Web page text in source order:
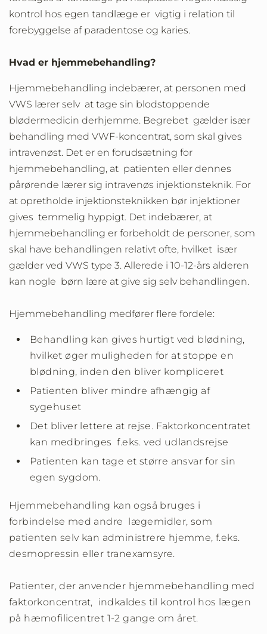
kontrol hos egen tandlæge er vigtig i relation til
forebyggelse af paradentose og karies.
Hvad er hjemmebehandling?
Hjemmebehandling indebærer, at personen med
VWS lærer selv at tage sin blodstoppende
blødermedicin derhjemme. Begrebet gælder især
behandling med VWF-koncentrat, som skal gives
intravenøst. Det er en forudsætning for
hjemmebehandling, at patienten eller dennes
pårørende lærer sig intravenøs injektionsteknik. For
at opretholde injektionsteknikken bør injektioner
gives temmelig hyppigt. Det indebærer, at
hjemmebehandling er forbeholdt de personer, som
skal have behandlingen relativt ofte, hvilket især
gælder ved VWS type 3. Allerede i 10-12-års alderen
kan nogle børn lære at give sig selv behandlingen.
Hjemmebehandling medfører flere fordele:
Behandling kan gives hurtigt ved blødning,
hvilket øger muligheden for at stoppe en
blødning, inden den bliver kompliceret
Patienten bliver mindre afhængig af
sygehuset
Det bliver lettere at rejse. Faktorkoncentratet
kan medbringes f.eks. ved udlandsrejse
Patienten kan tage et større ansvar for sin
egen sygdom.
Hjemmebehandling kan også bruges i
forbindelse med andre lægemidler, som
patienten selv kan administrere hjemme, f.eks.
desmopressin eller tranexamsyre.
Patienter, der anvender hjemmebehandling med
faktorkoncentrat, indkaldes til kontrol hos lægen
på hæmofilicentret 1-2 gange om året.